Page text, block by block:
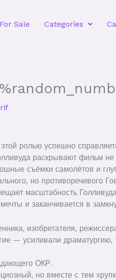
Sale Categories
ролью успешно
раскрывают фильм
съёмки самолётов и
но противоречивого
масштабность
и заканчивается в
изобретателя,
— усиливали
ОКР.
но вместе с тем